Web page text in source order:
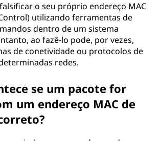
o seu próprio endereço MAC
utilizando ferramentas de
dentro de um sistema
ao fazê-lo pode, por vezes,
de conetividade ou protocolos de
redes.
se um pacote for
um endereço MAC de